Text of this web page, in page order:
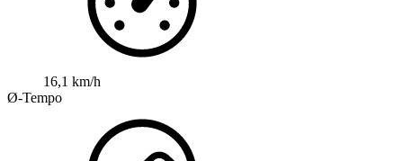
16,1 km/h
Ø-Tempo